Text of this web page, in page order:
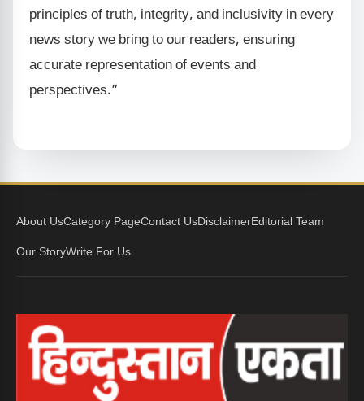
principles of truth, integrity, and inclusivity in every
news story we bring to our readers, ensuring
accurate representation of events and
perspectives.”
About UsCategory PageContact UsDisclaimerEditorial Team
Our StoryWrite For Us